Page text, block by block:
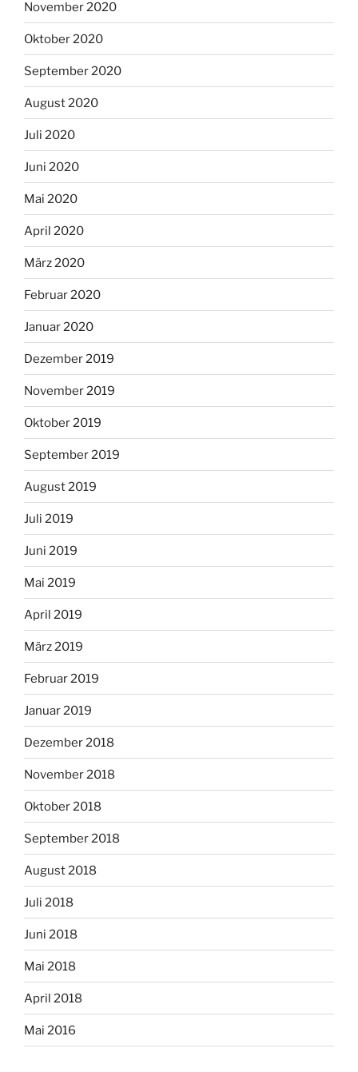
November 2020
Oktober 2020
September 2020
August 2020
Juli 2020
Juni 2020
Mai 2020
April 2020
März 2020
Februar 2020
Januar 2020
Dezember 2019
November 2019
Oktober 2019
September 2019
August 2019
Juli 2019
Juni 2019
Mai 2019
April 2019
März 2019
Februar 2019
Januar 2019
Dezember 2018
November 2018
Oktober 2018
September 2018
August 2018
Juli 2018
Juni 2018
Mai 2018
April 2018
Mai 2016